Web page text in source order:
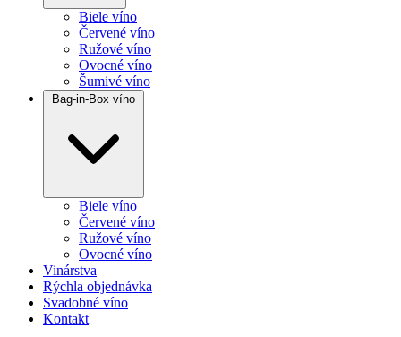
Biele víno
Červené víno
Ružové víno
Ovocné víno
Šumivé víno
Bag-in-Box víno
Biele víno
Červené víno
Ružové víno
Ovocné víno
Vinárstva
Rýchla objednávka
Svadobné víno
Kontakt